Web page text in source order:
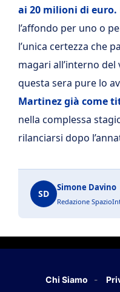
ai 20 milioni di euro.
l’affondo per uno o
l’unica certezza che
magari all’interno
questa sera pure lo
Martinez già come
nella complessa
rilanciarsi dopo
SD
Simone Davino
Redazione
Chi Siamo